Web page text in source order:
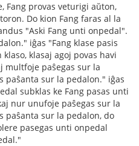
Fang provas veturigi aŭton,
Do kion Fang faras al la
"Aski Fang unti onpedal".
iĝas "Fang klase pasis
klasaj agoj povas havi
multfoje paŝegas sur la
paŝanta sur la pedalon." iĝas
subklas ke Fang pasas unti
nur unufoje paŝegas sur la
paŝanta sur la pedalon, do
pasegas unti onpedal